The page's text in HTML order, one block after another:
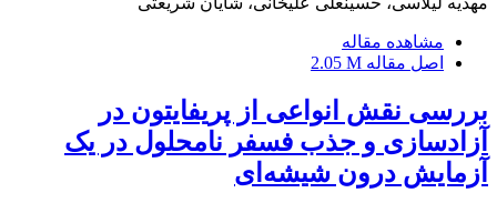
مشاهده مقاله
اصل مقاله 2.05 M
بررسی نقش انواعی از پریفایتون در
آزادسازی و جذب فسفر نامحلول در یک
آزمایش درون شیشه‌ای